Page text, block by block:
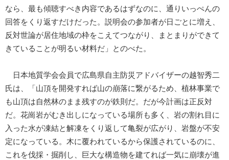
なら、最も傾聴すべき内容であるはずなのに、通りいっぺんの
回答をくり返すだけだった。説明会の参加者が日ごとに増え、
反対世論が居住地域の枠をこえてつながり、まとまりができて
きていることが明るい材料だ」とのべた。
日本地質学会会員で広島県自主防災アドバイザーの越智秀二
氏は、「山頂を開発すれば山の崩落に繋がるため、植林事業で
も山頂は自然林のまま残すのが鉄則だ。だが今計画は正反対
だ。花崗岩がむき出しになっている場所も多く、岩の割れ目に
入った水が凍結と解凍をくり返して亀裂が広がり、岩盤が不安
定になっている。木に覆われているから保護されているのに、
これを伐採・掘削し、巨大な構造物を建てれば一気に崩壊が進